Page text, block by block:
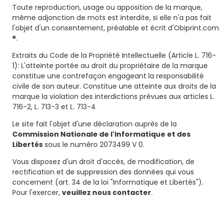
Toute reproduction, usage ou apposition de la marque,
même adjonction de mots est interdite, si elle n'a pas fait
l'objet d'un consentement, préalable et écrit d'Obiprint.com
®.
Extraits du Code de la Propriété Intellectuelle (Article L. 716-
1): L'atteinte portée au droit du propriétaire de la marque
constitue une contrefaçon engageant la responsabilité
civile de son auteur. Constitue une atteinte aux droits de la
marque la violation des interdictions prévues aux articles L.
716-2, L. 713-3 et L. 713-4
Le site fait l'objet d'une déclaration auprès de la
Commission Nationale de l'Informatique et des
Libertés sous le numéro 2073499 V 0.
Vous disposez d'un droit d'accès, de modification, de
rectification et de suppression des données qui vous
concernent (art. 34 de la loi "Informatique et Libertés").
Pour l'exercer, veuillez nous contacter.